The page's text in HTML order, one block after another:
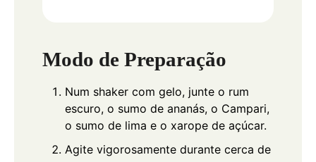
Modo de Preparação
Num shaker com gelo, junte o rum
escuro, o sumo de ananás, o Campari,
o sumo de lima e o xarope de açúcar.
Agite vigorosamente durante cerca de